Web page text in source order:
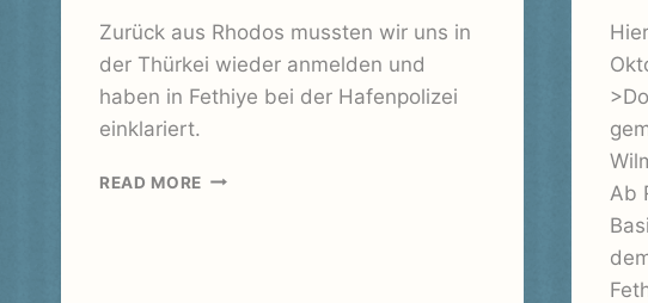
Zurück aus Rhodos mussten wir uns in
der Thürkei wieder anmelden und
haben in Fethiye bei der Hafenpolizei
einklariert.
READ MORE FETHIYE
Ab